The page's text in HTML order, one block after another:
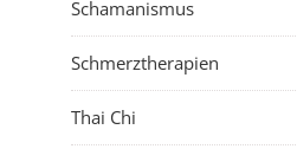
Schamanismus
Schmerztherapien
Thai Chi